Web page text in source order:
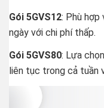
Gói 5GVS12: Phù hợp
ngày với chi phí thấp.
Gói 5GVS80: Lựa
liên tục trong cả tuần